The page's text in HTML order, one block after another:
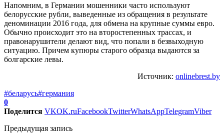
Напомним, в Германии мошенники часто используют
белорусские рубли, выведенные из обращения в результате
деноминации 2016 года, для обмена на крупные суммы евро.
Обычно происходит это на второстепенных трассах, и
правонарушители делают вид, что попали в безвыходную
ситуацию. Причем купюры старого образца выдаются за
болгарские левы.
Источник: onlinebrest.by
#беларусь#германия
0
Поделится VKOK.ruFacebookTwitterWhatsAppTelegramViber
Предыдущая запись